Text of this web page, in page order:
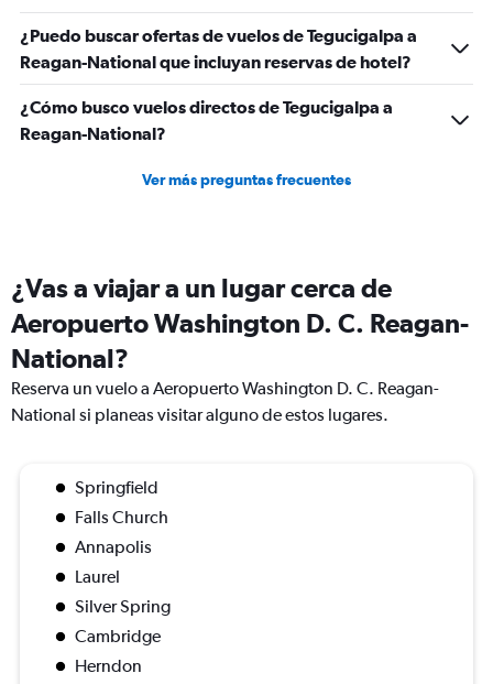
¿Puedo buscar ofertas de vuelos de Tegucigalpa a
Reagan-National que incluyan reservas de hotel?
¿Cómo busco vuelos directos de Tegucigalpa a
Reagan-National?
Ver más preguntas frecuentes
¿Vas a viajar a un lugar cerca de
Aeropuerto Washington D. C. Reagan-
National?
Reserva un vuelo a Aeropuerto Washington D. C. Reagan-
National si planeas visitar alguno de estos lugares.
Springfield
Falls Church
Annapolis
Laurel
Silver Spring
Cambridge
Herndon